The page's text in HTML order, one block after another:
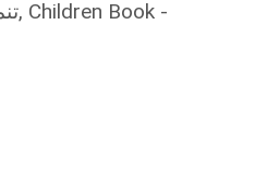
, Children Book -